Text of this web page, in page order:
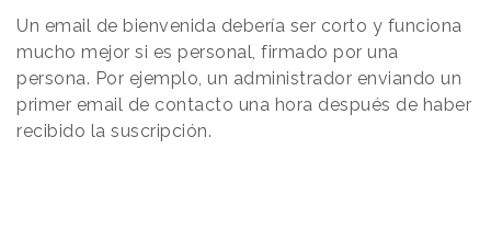
Un email de bienvenida debería ser corto y funciona
mucho mejor si es personal, firmado por una
persona. Por ejemplo, un administrador enviando un
primer email de contacto una hora después de haber
recibido la suscripción.